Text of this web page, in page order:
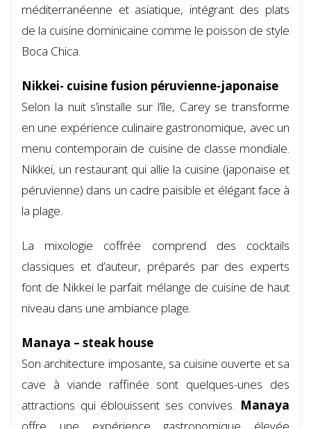
méditerranéenne et asiatique, intégrant des plats
de la cuisine dominicaine comme le poisson de style
Boca Chica.
Nikkei- cuisine fusion péruvienne-japonaise
Selon la nuit s’installe sur l’île, Carey se transforme
en une expérience culinaire gastronomique, avec un
menu contemporain de cuisine de classe mondiale.
Nikkei, un restaurant qui allie la cuisine (japonaise et
péruvienne) dans un cadre paisible et élégant face à
la plage.
La mixologie coffrée comprend des cocktails
classiques et d’auteur, préparés par des experts
font de Nikkei le parfait mélange de cuisine de haut
niveau dans une ambiance plage.
Manaya – steak house
Son architecture imposante, sa cuisine ouverte et sa
cave à viande raffinée sont quelques-unes des
attractions qui éblouissent ses convives. Manaya
offre une expérience gastronomique élevée